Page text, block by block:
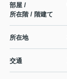
部屋 /
所在階 / 階建て
所在地
交通